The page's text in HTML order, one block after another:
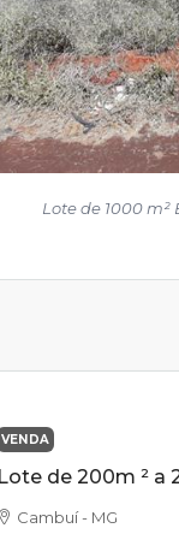
Lote de 1000 m²
VENDA
Cambuí - MG